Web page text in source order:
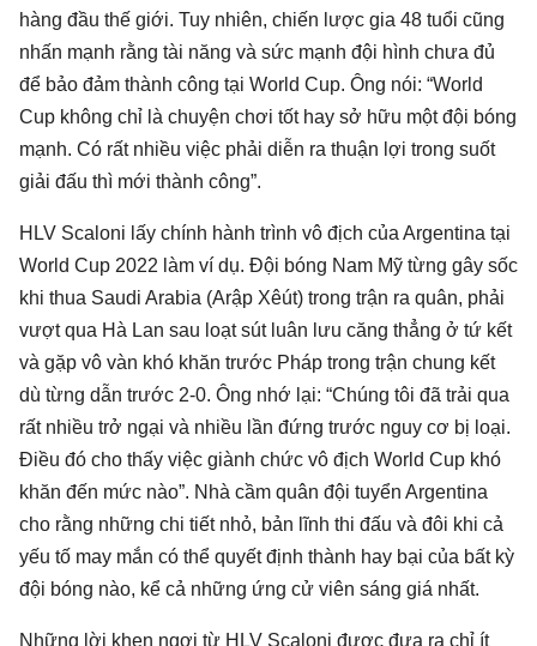
hàng đầu thế giới. Tuy nhiên, chiến lược gia 48 tuổi cũng
nhấn mạnh rằng tài năng và sức mạnh đội hình chưa đủ
để bảo đảm thành công tại World Cup. Ông nói: “World
Cup không chỉ là chuyện chơi tốt hay sở hữu một đội bóng
mạnh. Có rất nhiều việc phải diễn ra thuận lợi trong suốt
giải đấu thì mới thành công”.
HLV Scaloni lấy chính hành trình vô địch của Argentina tại
World Cup 2022 làm ví dụ. Đội bóng Nam Mỹ từng gây sốc
khi thua Saudi Arabia (Arập Xêút) trong trận ra quân, phải
vượt qua Hà Lan sau loạt sút luân lưu căng thẳng ở tứ kết
và gặp vô vàn khó khăn trước Pháp trong trận chung kết
dù từng dẫn trước 2-0. Ông nhớ lại: “Chúng tôi đã trải qua
rất nhiều trở ngại và nhiều lần đứng trước nguy cơ bị loại.
Điều đó cho thấy việc giành chức vô địch World Cup khó
khăn đến mức nào”. Nhà cầm quân đội tuyển Argentina
cho rằng những chi tiết nhỏ, bản lĩnh thi đấu và đôi khi cả
yếu tố may mắn có thể quyết định thành hay bại của bất kỳ
đội bóng nào, kể cả những ứng cử viên sáng giá nhất.
Những lời khen ngợi từ HLV Scaloni được đưa ra chỉ ít